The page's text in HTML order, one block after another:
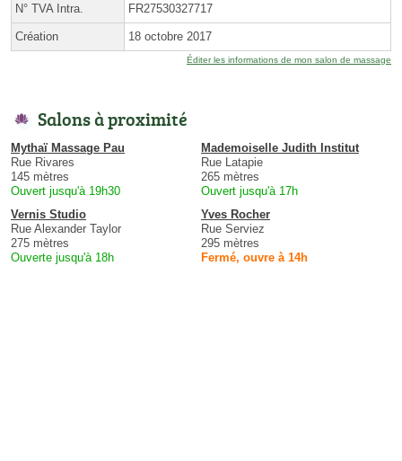
N° TVA Intra. FR27530327717
Création 18 octobre 2017
Éditer les informations de mon salon de massage
Salons à proximité
Mythaï Massage Pau
Rue Rivares
145 mètres
Ouvert jusqu'à 19h30
Mademoiselle Judith Institut
Rue Latapie
265 mètres
Ouvert jusqu'à 17h
Vernis Studio
Rue Alexander Taylor
275 mètres
Ouverte jusqu'à 18h
Yves Rocher
Rue Serviez
295 mètres
Fermé, ouvre à 14h